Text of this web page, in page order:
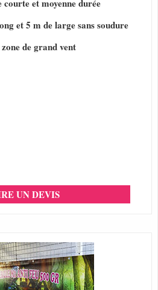
et moyenne durée
et 5 m de large sans soudure
de grand vent
UN DEVIS